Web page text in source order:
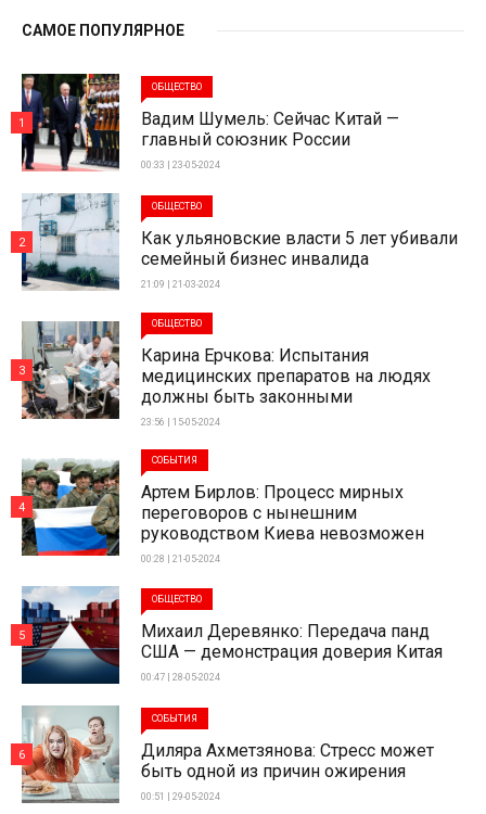
САМОЕ ПОПУЛЯРНОЕ
ОБЩЕСТВО
Вадим Шумель: Сейчас Китай —
главный союзник России
00:33 | 23-05-2024
1
ОБЩЕСТВО
Как ульяновские власти 5 лет убивали
семейный бизнес инвалида
21:09 | 21-03-2024
2
ОБЩЕСТВО
Карина Ерчкова: Испытания
медицинских препаратов на людях
должны быть законными
23:56 | 15-05-2024
3
СОБЫТИЯ
Артем Бирлов: Процесс мирных
переговоров с нынешним
руководством Киева невозможен
00:28 | 21-05-2024
4
ОБЩЕСТВО
Михаил Деревянко: Передача панд
США — демонстрация доверия Китая
00:47 | 28-05-2024
5
СОБЫТИЯ
Диляра Ахметзянова: Стресс может
быть одной из причин ожирения
00:51 | 29-05-2024
6